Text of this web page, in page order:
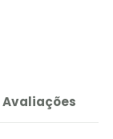
Avaliações